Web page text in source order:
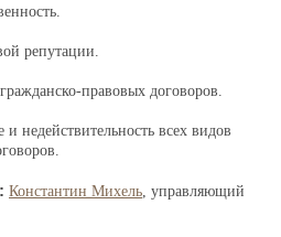
репутации.
правовых договоров.
недействительность всех видов
Константин Михель, управляющий